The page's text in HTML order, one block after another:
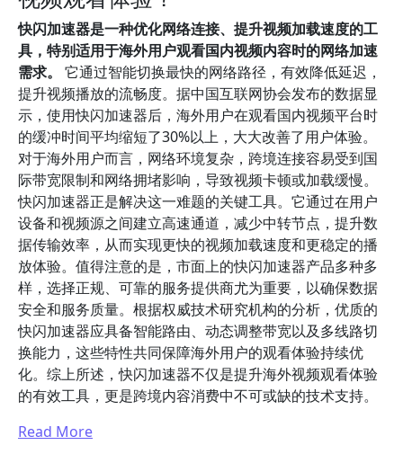
快闪加速器是一种优化网络连接、提升视频加载速度的工
具，特别适用于海外用户观看国内视频内容时的网络加速
需求。
它通过智能切换最快的网络路径，有效降低延迟，
提升视频播放的流畅度。据中国互联网协会发布的数据显
示，使用快闪加速器后，海外用户在观看国内视频平台时
的缓冲时间平均缩短了30%以上，大大改善了用户体验。
对于海外用户而言，网络环境复杂，跨境连接容易受到国
际带宽限制和网络拥堵影响，导致视频卡顿或加载缓慢。
快闪加速器正是解决这一难题的关键工具。它通过在用户
设备和视频源之间建立高速通道，减少中转节点，提升数
据传输效率，从而实现更快的视频加载速度和更稳定的播
放体验。值得注意的是，市面上的快闪加速器产品多种多
样，选择正规、可靠的服务提供商尤为重要，以确保数据
安全和服务质量。根据权威技术研究机构的分析，优质的
快闪加速器应具备智能路由、动态调整带宽以及多线路切
换能力，这些特性共同保障海外用户的观看体验持续优
化。综上所述，快闪加速器不仅是提升海外视频观看体验
的有效工具，更是跨境内容消费中不可或缺的技术支持。
Read More